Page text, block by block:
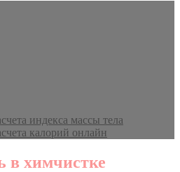
индекса массы тела
калорий онлайн
в химчистке